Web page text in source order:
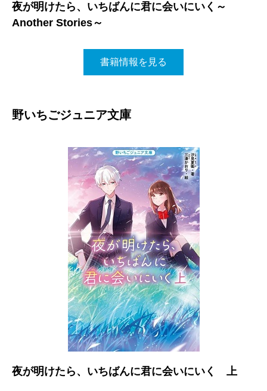
夜が明けたら、いちばんに君に会いにいく～
Another Stories～
書籍情報を見る
野いちごジュニア文庫
夜が明けたら、いちばんに君に会いにいく 上